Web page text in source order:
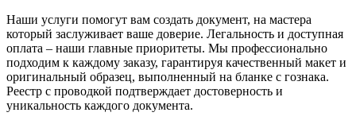
Наши услуги помогут вам создать документ, на мастера
который заслуживает ваше доверие. Легальность и доступная
оплата – наши главные приоритеты. Мы профессионально
подходим к каждому заказу, гарантируя качественный макет и
оригинальный образец, выполненный на бланке с гознака.
Реестр с проводкой подтверждает достоверность и
уникальность каждого документа.